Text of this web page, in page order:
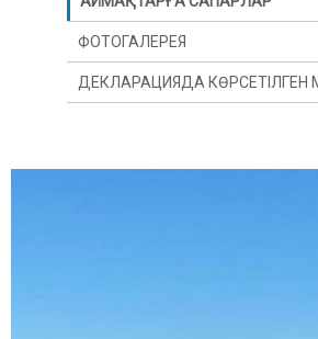
ФОТОГАЛЕРЕЯ
ДЕКЛАРАЦИЯДА КӨРСЕТІЛГЕН